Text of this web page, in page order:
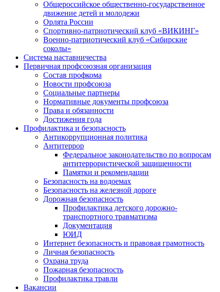
Общероссийское общественно-государственное
движение детей и молодежи
Орлята России
Спортивно-патриотический клуб «ВИКИНГ»
Военно-патриотический клуб «Сибирские
соколы»
Система наставничества
Первичная профсоюзная организация
Состав профкома
Новости профсоюза
Социальные партнеры
Нормативные документы профсоюза
Права и обязанности
Достижения года
Профилактика и безопасность
Антикоррупционная политика
Антитеррор
Федеральное законодательство по вопросам
антитеррористической защищенности
Памятки и рекомендации
Безопасность на водоемах
Безопасность на железной дороге
Дорожная безопасность
Профилактика детского дорожно-
транспортного травматизма
Документация
ЮИД
Интернет безопасность и правовая грамотность
Личная безопасность
Охрана труда
Пожарная безопасность
Профилактика травли
Вакансии